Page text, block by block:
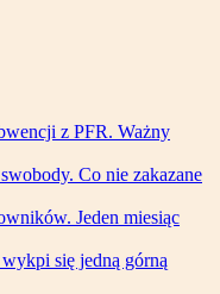
z PFR. Ważny
Co nie zakazane
Jeden miesiąc
się jedną górną